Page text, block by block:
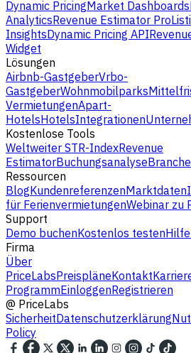
Dynamic PricingMarket Dashboards
AnalyticsRevenue Estimator Pro
InsightsDynamic Pricing API
Widget
Lösungen
Airbnb-GastgeberVrbo-
GastgeberWohnmobilparks
VermietungenApart-
HotelsHotelsIntegrationen
Kostenlose Tools
Weltweiter STR-IndexRevenue
EstimatorBuchungsanalyse
Ressourcen
BlogKundenreferenzenMarktdaten
für FerienvermietungenWebinar zu
Support
Demo buchenKostenlos testen
Firma
Über
PriceLabsPreispläneKontakt
ProgrammEinloggenRegistrieren
@ PriceLabs
SicherheitDatenschutzerklärung
Policy